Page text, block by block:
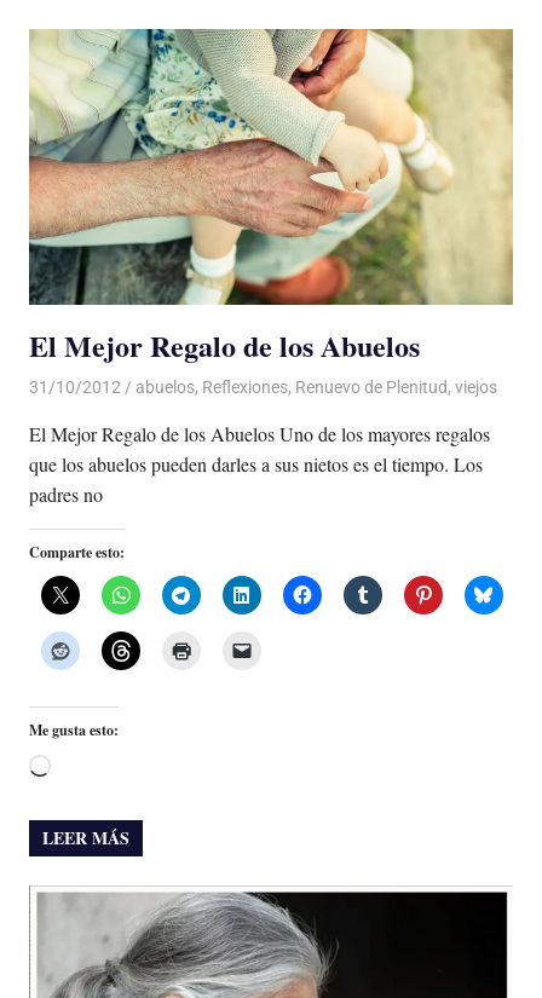
El Mejor Regalo de los Abuelos
31/10/2012 Luis Castellanos
abuelos, Reflexiones, Renuevo de Plenitud, viejos
El Mejor Regalo de los Abuelos Uno de los mayores regalos
que los abuelos pueden darles a sus nietos es el tiempo. Los
padres no
Comparte esto:
Me gusta esto:
Cargando...
LEER MÁS